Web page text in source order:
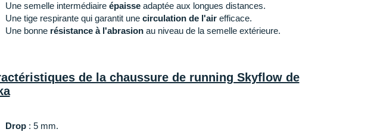
Une semelle intermédiaireépaisseadaptée aux longues distances.
Une tige respirante qui garantit une circulation de l'airefficace.
Une bonne résistance à l'abrasionau niveau de la semelle extérieure.
de la chaussure de running Skyflow de
Drop: 5 mm.